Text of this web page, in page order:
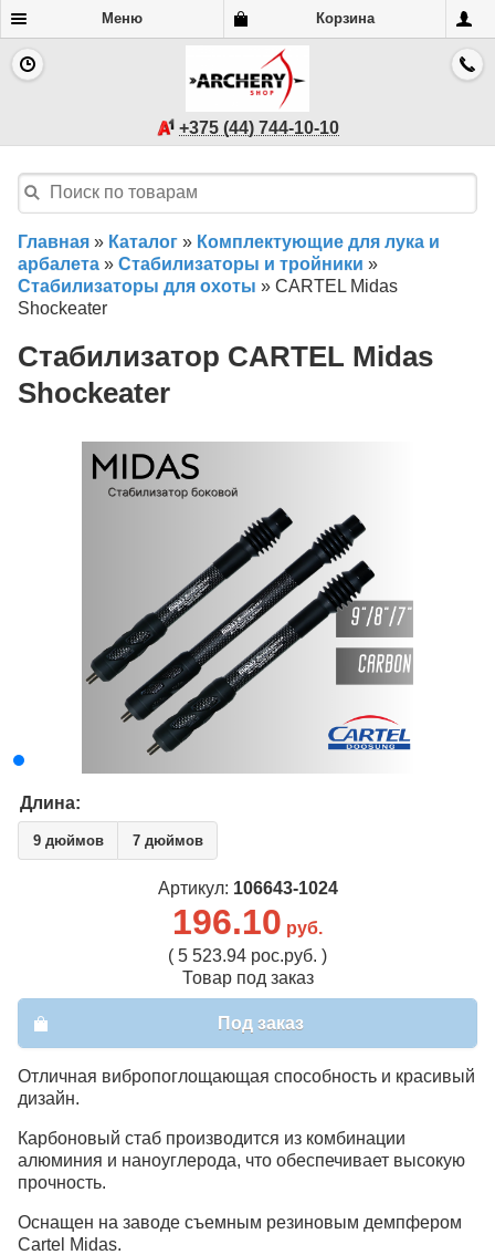
Меню Корзина
+375 (44) 744-10-10
Главная » Каталог » Комплектующие для лука и
арбалета » Стабилизаторы и тройники »
Стабилизаторы для охоты » CARTEL Midas
Shockeater
Стабилизатор CARTEL Midas
Shockeater
Длина:
9 дюймов 7 дюймов
Артикул: 106643-1024
196.10 руб.
( 5 523.94 рос.руб. )
Товар под заказ
Под заказ
Отличная вибропоглощающая способность и красивый
дизайн.
Карбоновый стаб производится из комбинации
алюминия и наноуглерода, что обеспечивает высокую
прочность.
Оснащен на заводе съемным резиновым демпфером
Cartel Midas.